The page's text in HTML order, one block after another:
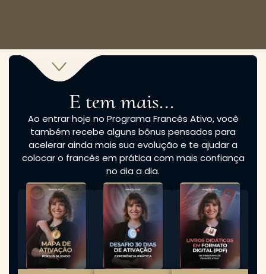
E tem mais...
Ao entrar hoje no Programa Francês Ativo, você
também recebe alguns bônus pensados para
acelerar ainda mais sua evolução e te ajudar a
colocar o francês em prática com mais confiança
no dia a dia.